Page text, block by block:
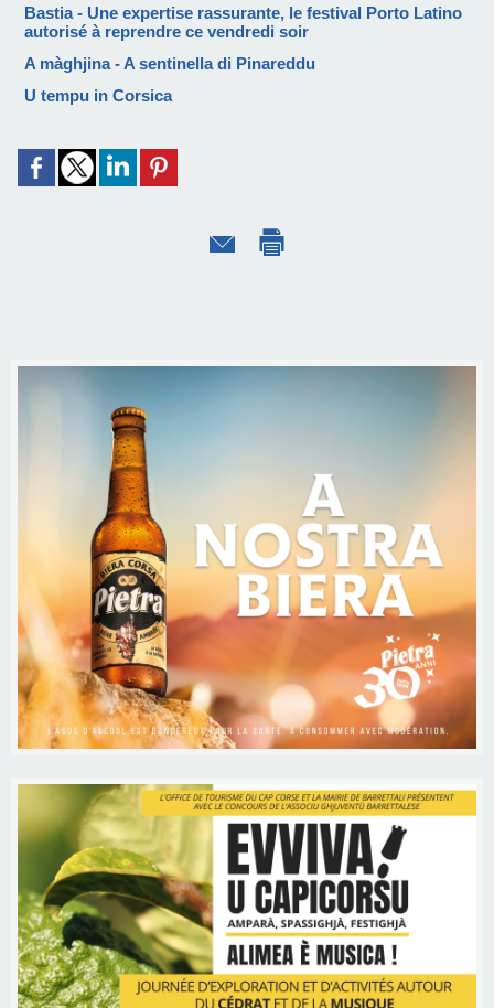
Bastia - Une expertise rassurante, le festival Porto Latino
autorisé à reprendre ce vendredi soir
A màghjina - A sentinella di Pinareddu
U tempu in Corsica